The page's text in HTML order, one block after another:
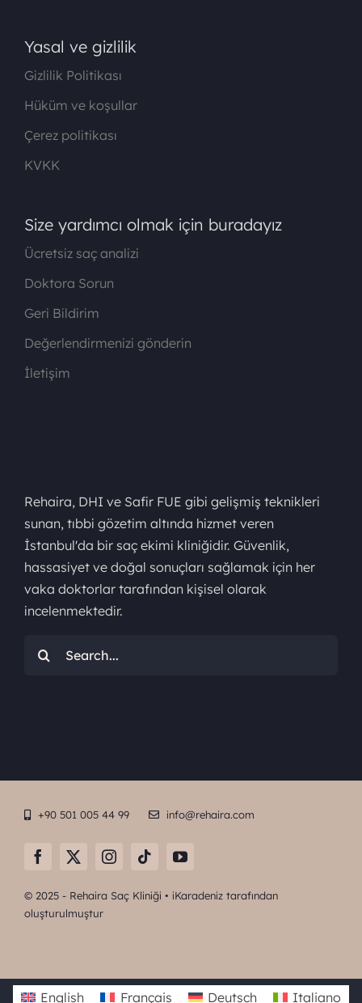
Yasal ve gizlilik
Gizlilik Politikası
Hüküm ve koşullar
Çerez politikası
KVKK
Size yardımcı olmak için buradayız
Ücretsiz saç analizi
Doktora Sorun
Geri Bildirim
Değerlendirmenizi gönderin
İletişim
Rehaira, DHI ve Safir FUE gibi gelişmiş teknikleri
sunan, tıbbi gözetim altında hizmet veren
İstanbul'da bir saç ekimi kliniğidir. Güvenlik,
hassasiyet ve doğal sonuçları sağlamak için her
vaka doktorlar tarafından kişisel olarak
incelenmektedir.
+90 501 005 44 99 info@rehaira.com
© 2025 - Rehaira Saç Kliniği • iKaradeniztarafından
oluşturulmuştur
English Français Deutsch Italiano